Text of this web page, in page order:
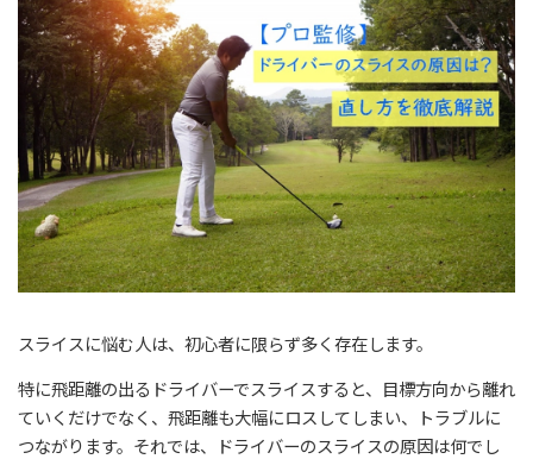
スライスに悩む人は、初心者に限らず多く存在します。
特に飛距離の出るドライバーでスライスすると、目標方向から離れ
ていくだけでなく、飛距離も大幅にロスしてしまい、トラブルに
つながります。それでは、ドライバーのスライスの原因は何でし